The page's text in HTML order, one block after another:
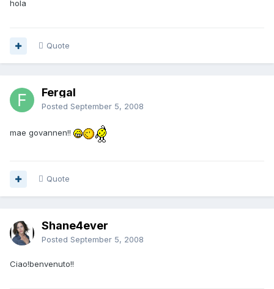
hola
Quote
Fergal
Posted September 5, 2008
mae govannen!!
Quote
Shane4ever
Posted September 5, 2008
Ciao!benvenuto!!